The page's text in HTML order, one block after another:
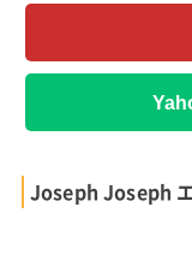
Joseph Joseph